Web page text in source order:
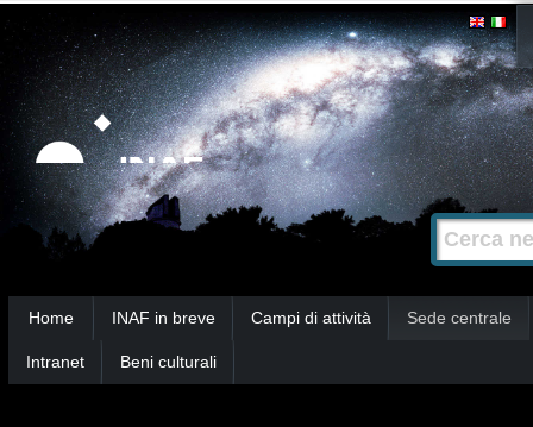
Strumenti
personali
Salta
contenuti.
|
Salta
alla
navigazione
Cerca nel
Ricerca
avanzata…
Home INAF in breve Campi di attività Sede centrale
Intranet Beni culturali